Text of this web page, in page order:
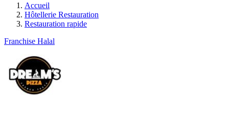
Accueil
Hôtellerie Restauration
Restauration rapide
Franchise Halal